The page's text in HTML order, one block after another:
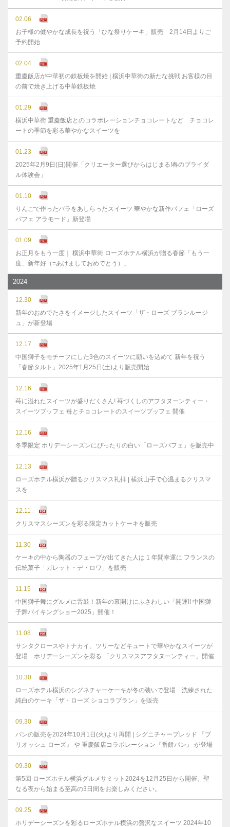
02.06
お子様の健やかな成⻑を祝う「ひな祭りケーキ」販売 2月14日よりご
予約開始
02.04
重慶飯店が中華初の鉄板焼を開始 | 横浜中華街の新たな挑戦 お客様の目
の前で焼き上げる中華鉄板焼
01.29
横浜中華街 重慶飯店とのコラボレーションチョコレートなど チョコレ
ートの季節を彩る華やかなスイーツを
01.23
2025年2月9日(日)開催「クリエーター選びからはじまる!春のブライダ
ル体験会」
01.10
りんごで作ったバラをあしらったスイーツ 華やかな新作パフェ「ローズ
パフェ アラモード」新登場
01.09
お正月をもう一度｜ 横浜中華街 ローズホテル横浜が贈る春節「もう一
度、新年好（=あけましておめでとう）」
2024
12.30
新年のおめでたさをイメージしたスイーツ「ザ・ローズ ブランルージ
ュ」が新登場
12.17
中国獅子をモチーフにした3色のスイーツに願いを込めて 新年を祝う
「春節タルト」2025年1月25日(土)より販売開始
12.16
苺に溢れたスイーツが盛りだくさん! 苺づくしのアフタヌーンティー・
スイーツブッフェ 苺とチョコレートのスイーツブッフェ 開催
12.16
冬季限定 ホリデーシーズンにぴったりの白い「ローズパフェ」を販売中
12.13
ローズホテル横浜が贈るクリスマス礼拝 | 横浜山手で心温まるクリスマ
スを
12.11
クリスマスシーズンを彩る限定カットケーキを販売
11.30
ケーキの中から陶器のフェーブが出てきた人は 1 年間幸運に フランスの
伝統菓子「ガレット・デ・ロワ」を販売
11.15
中国獅子舞にグルメに舌鼓！新年の幕開けにふさわしい「開運!! 中国獅
子舞バイキングショー2025」開催！
11.08
サンタクロースやトナカイ、ツリーなどキュートで華やかなスイーツが
登場 ホリデーシーズンを彩る 「クリスマスアフタヌーンティー」開催
10.30
ローズホテル横浜のシグネチャーケーキが冬の装いで登場 洗練された
純白のケーキ「ザ・ローズ ショコラブラン」を販売
09.30
パンの販売を2024年10月1日(火)より再開 | シグニチャーブレッド 『ブ
リオッシュ ローズ』 や 重慶飯店コラボレーション『番餅パン』 が登場
09.30
第5回 ローズホテル横浜グルメサミット2024を12月25日から開催。聖
なる夜から始まる至高の3日間をお楽しみください。
09.25
ホリデーシーズンを彩るローズホテル横浜の贅沢なスイーツ 2024年10